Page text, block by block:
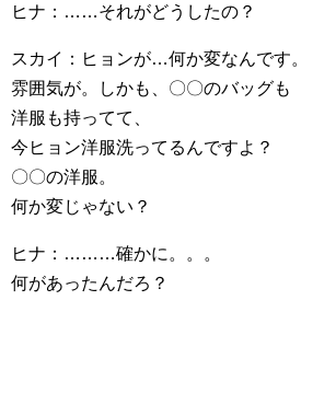
ヒナ：……それがどうしたの？
スカイ：ヒョンが…何か変なんです。
雰囲気が。しかも、〇〇のバッグも
洋服も持ってて、
今ヒョン洋服洗ってるんですよ？
〇〇の洋服。
何か変じゃない？
ヒナ：………確かに。。。
何があったんだろ？